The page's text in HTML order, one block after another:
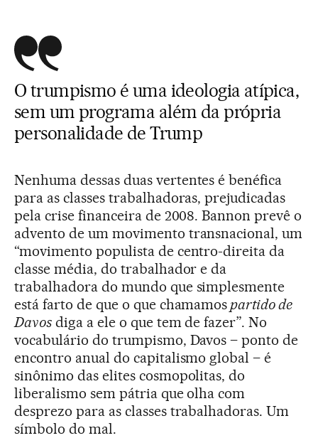
O trumpismo é uma ideologia atípica,
sem um programa além da própria
personalidade de Trump
Nenhuma dessas duas vertentes é benéfica
para as classes trabalhadoras, prejudicadas
pela crise financeira de 2008. Bannon prevê o
advento de um movimento transnacional, um
“movimento populista de centro-direita da
classe média, do trabalhador e da
trabalhadora do mundo que simplesmente
está farto de que o que chamamospartido de
Davosdiga a ele o que tem de fazer”. No
vocabulário do trumpismo, Davos – ponto de
encontro anual do capitalismo global – é
sinônimo das elites cosmopolitas, do
liberalismo sem pátria que olha com
desprezo para as classes trabalhadoras. Um
símbolo do mal.